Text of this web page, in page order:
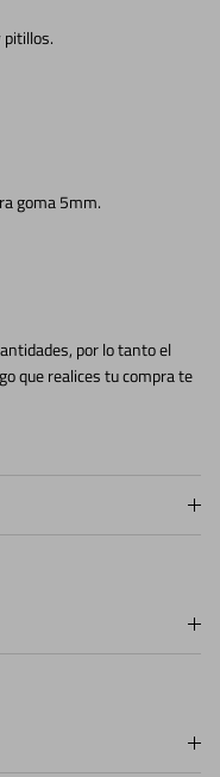
goma 5mm.
por lo tanto el
que realices tu compra te